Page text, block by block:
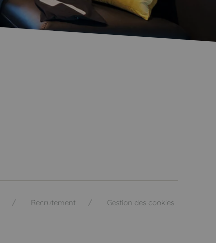
Recrutement Gestion des cookies